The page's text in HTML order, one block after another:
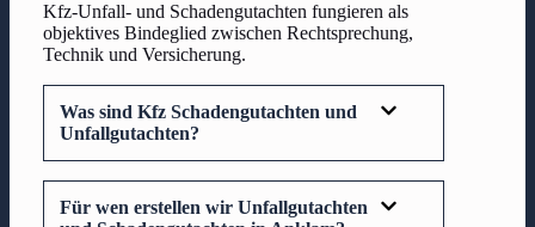
Kfz-Unfall- und Schadengutachten fungieren als
objektives Bindeglied zwischen Rechtsprechung,
Technik und Versicherung.
Was sind Kfz Schadengutachten und
Unfallgutachten?
Für wen erstellen wir Unfallgutachten